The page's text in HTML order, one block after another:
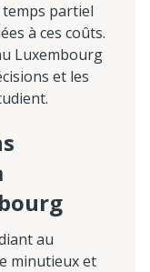
partiel
à ces coûts.
Luxembourg
et les
au
minutieux et